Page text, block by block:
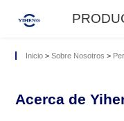
Inicio> Sobre Nosotros >
Acerca de